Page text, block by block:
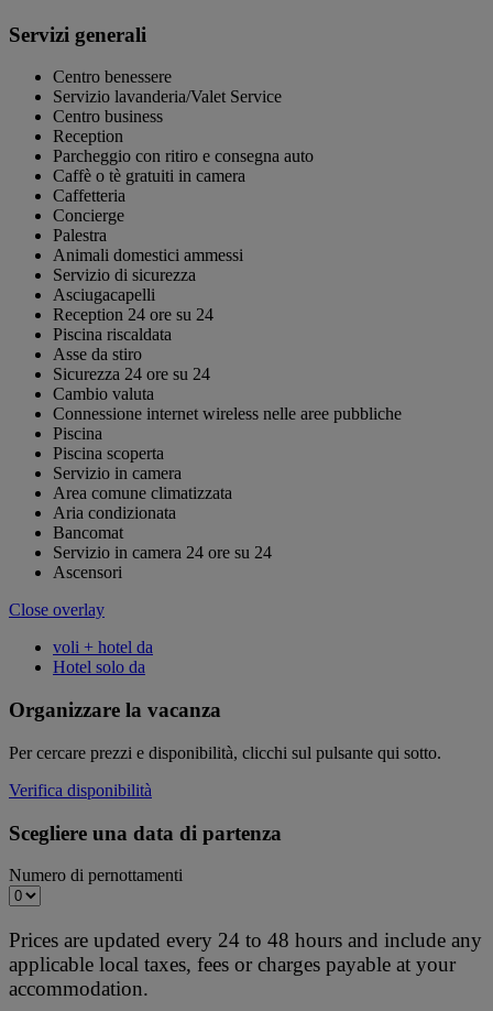
Servizi generali
Centro benessere
Servizio lavanderia/Valet Service
Centro business
Reception
Parcheggio con ritiro e consegna auto
Caffè o tè gratuiti in camera
Caffetteria
Concierge
Palestra
Animali domestici ammessi
Servizio di sicurezza
Asciugacapelli
Reception 24 ore su 24
Piscina riscaldata
Asse da stiro
Sicurezza 24 ore su 24
Cambio valuta
Connessione internet wireless nelle aree pubbliche
Piscina
Piscina scoperta
Servizio in camera
Area comune climatizzata
Aria condizionata
Bancomat
Servizio in camera 24 ore su 24
Ascensori
Close overlay
voli + hotel da
Hotel solo da
Organizzare la vacanza
Per cercare prezzi e disponibilità, clicchi sul pulsante qui sotto.
Verifica disponibilità
Scegliere una data di partenza
Numero di pernottamenti
Prices are updated every 24 to 48 hours and include any
applicable local taxes, fees or charges payable at your
accommodation.